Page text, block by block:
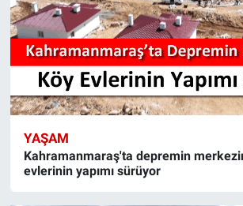
YAŞAM
Kahramanmaraş'ta depremin
evlerinin yapımı sürüyor